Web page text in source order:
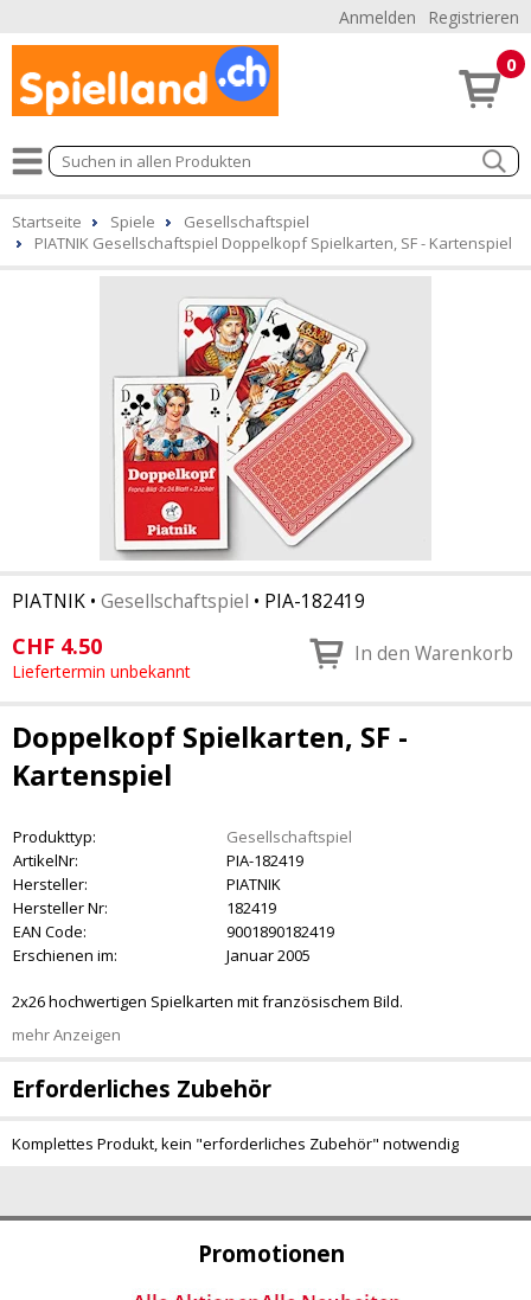
Anmelden Registrieren
0
Promotionen
Startseite Spiele
Gesellschaftspiel
PIATNIK Gesellschaftspiel Doppelkopf Spielkarten, SF - Kartenspiel
PIATNIK • Gesellschaftspiel • PIA-182419
CHF 4.50
Liefertermin unbekannt
In den Warenkorb
Doppelkopf Spielkarten, SF -
Kartenspiel
Produkttyp:
Gesellschaftspiel
ArtikelNr:
PIA-182419
Hersteller:
PIATNIK
Hersteller Nr:
182419
EAN Code:
9001890182419
Erschienen im:
Januar 2005
2x26 hochwertigen Spielkarten mit französischem Bild.
mehr Anzeigen
Erforderliches Zubehör
Komplettes Produkt, kein "erforderliches Zubehör" notwendig